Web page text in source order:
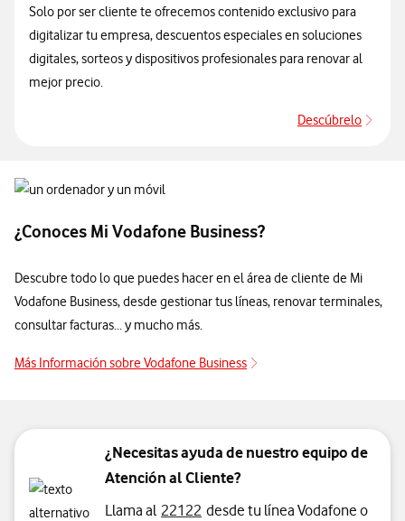
Solo por ser cliente te ofrecemos contenido exclusivo para
digitalizar tu empresa, descuentos especiales en soluciones
digitales, sorteos y dispositivos profesionales para renovar al
mejor precio.
Descúbrelo
¿Conoces Mi Vodafone Business?
Descubre todo lo que puedes hacer en el área de cliente de Mi
Vodafone Business, desde gestionar tus líneas, renovar terminales,
consultar facturas... y mucho más.
Más Información sobre Vodafone Business
¿Necesitas ayuda de nuestro equipo de
Atención al Cliente?
Llama al 22122 desde tu línea Vodafone o